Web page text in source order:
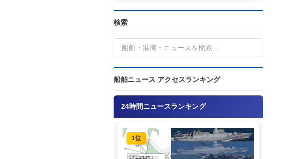
検索
船舶ニュース アクセスランキング
24時間ニュースランキング
1位